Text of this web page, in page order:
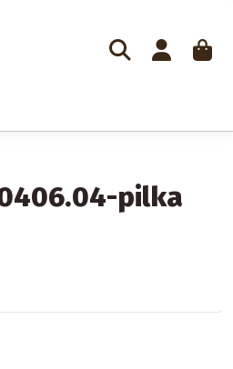
pilka